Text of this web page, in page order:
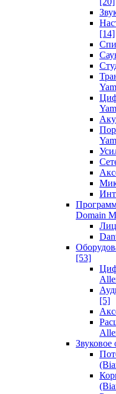
[14]
Domain
[53]
[5]
Звуковое